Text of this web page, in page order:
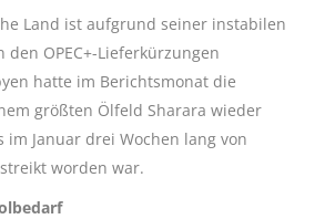
Land ist aufgrund seiner instabilen
den OPEC+-Lieferkürzungen
hatte im Berichtsmonat die
größten Ölfeld Sharara wieder
im Januar drei Wochen lang von
worden war.